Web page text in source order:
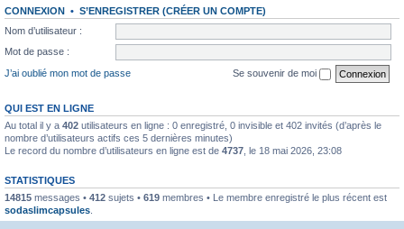
CONNEXION • S’ENREGISTRER (CRÉER UN COMPTE)
Nom d’utilisateur :
Mot de passe :
J’ai oublié mon mot de passe
Se souvenir de moi
QUI EST EN LIGNE
Au total il y a 402 utilisateurs en ligne : 0 enregistré, 0 invisible et 402 invités (d’après le
nombre d’utilisateurs actifs ces 5 dernières minutes)
Le record du nombre d’utilisateurs en ligne est de 4737 , le 18 mai 2026, 23:08
STATISTIQUES
14815 messages • 412 sujets • 619 membres • Le membre enregistré le plus récent est
sodaslimcapsules